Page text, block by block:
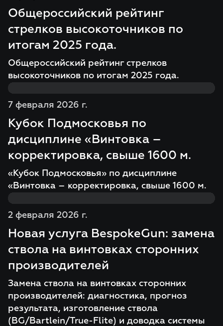
Общероссийский рейтинг
стрелков высокоточников по
итогам 2025 года.
Общероссийский рейтинг стрелков
высокоточников по итогам 2025 года.
7 февраля 2026 г.
Кубок Подмосковья по
дисциплине «Винтовка –
корректировка, свыше 1600 м.
«Кубок Подмосковья» по дисциплине
«Винтовка – корректировка, свыше 1600 м.
2 февраля 2026 г.
Новая услуга BespokeGun: замена
ствола на винтовках сторонних
производителей
Замена ствола на винтовках сторонних
производителей: диагностика, прогноз
результата, изготовление ствола
(BG/Bartlein/True-Flite) и доводка системы